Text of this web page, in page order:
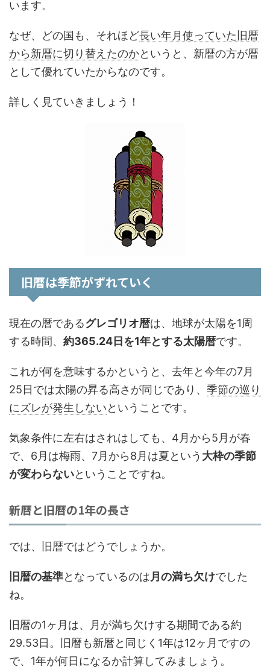
います。
なぜ、どの国も、それほど長い年月使っていた旧暦
から新暦に切り替えたのかというと、新暦の方が暦
として優れていたからなのです。
詳しく見ていきましょう！
旧暦は季節がずれていく
現在の暦であるグレゴリオ暦は、地球が太陽を1周
する時間、 約365.24日を1年とする太陽暦です。
これが何を意味するかというと、去年と今年の7月
25日では太陽の昇る高さが同じであり、 季節の巡り
にズレが発生しないということです。
気象条件に左右はされはしても、4月から5月が春
で、6月は梅雨、7月から8月は夏という 大枠の季節
が変わらないということですね。
新暦と旧暦の1年の長さ
では、旧暦ではどうでしょうか。
旧暦の基準となっているのは月の満ち欠けでした
ね。
旧暦の1ヶ月は、月が満ち欠けする期間である約
29.53日。旧暦も新暦と同じく1年は12ヶ月ですの
で、1年が何日になるか計算してみましょう。